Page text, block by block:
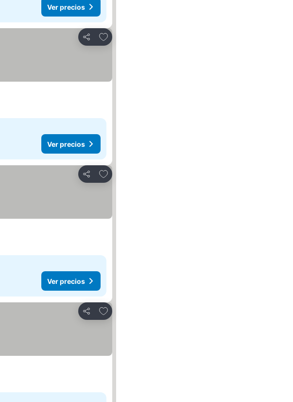
Ver precios
Compartir
Agregar a favoritos
Ver precios
Compartir
Agregar a favoritos
Ver precios
Compartir
Agregar a favoritos